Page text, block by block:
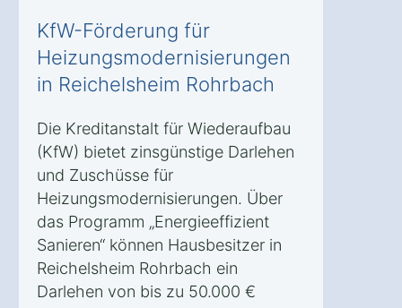
KfW-Förderung für
Heizungsmodernisierungen
in Reichelsheim Rohrbach
Die Kreditanstalt für Wiederaufbau
(KfW) bietet zinsgünstige Darlehen
und Zuschüsse für
Heizungsmodernisierungen. Über
das Programm „Energieeffizient
Sanieren“ können Hausbesitzer in
Reichelsheim Rohrbach ein
Darlehen von bis zu 50.000 €